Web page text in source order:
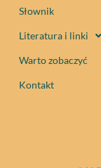
Słownik
Literatura i linki
Warto zobaczyć
Kontakt